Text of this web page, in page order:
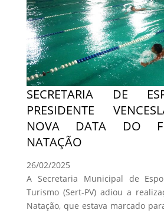
SECRETARIA DE
PRESIDENTE
NOVA DATA DO
NATAÇÃO
26/02/2025
A Secretaria Municipal de
Turismo (Sert-PV) adiou a
Natação, que estava marcado